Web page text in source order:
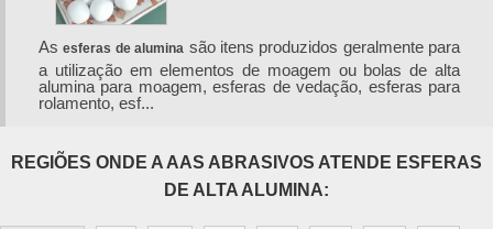
Asesferas de alumina são itens produzidos geralmente para
a utilização em elementos de moagem ou bolas de alta
alumina para moagem, esferas de vedação, esferas para
rolamento, esf...
REGIÕES ONDE A AAS ABRASIVOS ATENDE ESFERAS
DE ALTA ALUMINA: